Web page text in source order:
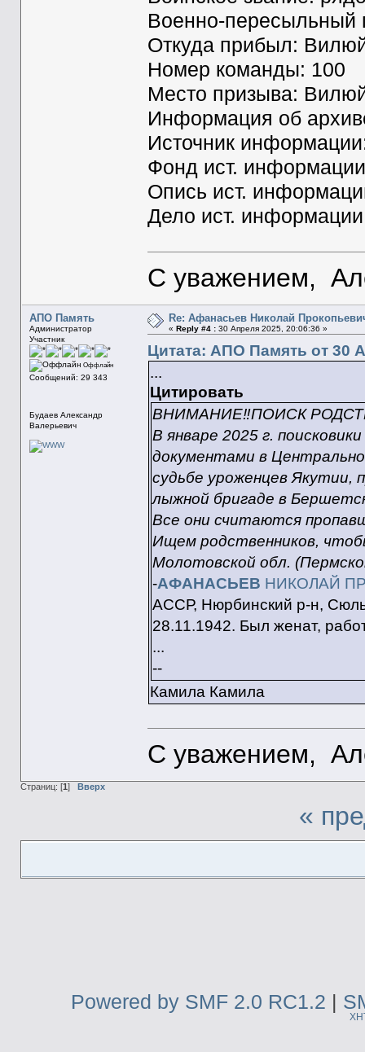
Военно-пересыльный
Откуда прибыл:
Номер команды: 100
Место призыва:
Информация об
Источник
Фонд ист.
Опись ист.
Дело ист.
С уважением,
АПО Память
Администратор
Участник
Оффлайн
Сообщений: 29 343
Будаев Александр
Валерьевич
Re: Афанасьев Николай
«Reply #4 : 30 Апреля 2025, 20:06:36 »
Цитата: АПО Память от 30
...
Цитировать
ВНИМАНИЕ‼️ПОИСК
В январе 2025 г.
документами в
судьбе уроженцев Якутии,
лыжной бригаде в
Все они считаются
Ищем родственников,
Молотовской обл.
-АФАНАСЬЕВ НИКОЛАЙ
АССР, Нюрбинский р-н,
28.11.1942. Был женат,
...
--
Камила Камила
С уважением,
Страниц: [1] Вверх
«
Powered by SMF 2.0 RC1.2 |